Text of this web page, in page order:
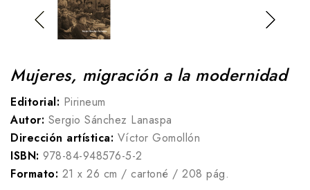
Mujeres, migración a la modernidad
Editorial: Pirineum
Autor: Sergio Sánchez Lanaspa
Dirección artística: Víctor Gomollón
ISBN: 978-84-948576-5-2
Formato: 21 x 26 cm / cartoné / 208 pág.